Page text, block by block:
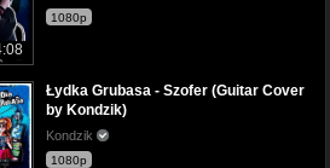
1080p
Łydka Grubasa - Szofer (Guitar Cover
by Kondzik)
Kondzik
1080p